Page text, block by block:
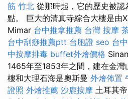
筋 竹北 從那時起，它的歷史被
點。 巨大的清真寺綜合大樓是由
Mimar 台中推拿推薦 台灣 按摩
台中刮痧推薦ptt 台胞證 seo 台
中按摩排毒 buffet外燴價格
1465年至1853年之間，建在金
樓和大理石海是奧斯曼 外燴佈置
證照 外燴推薦 沙鹿按摩 土耳其